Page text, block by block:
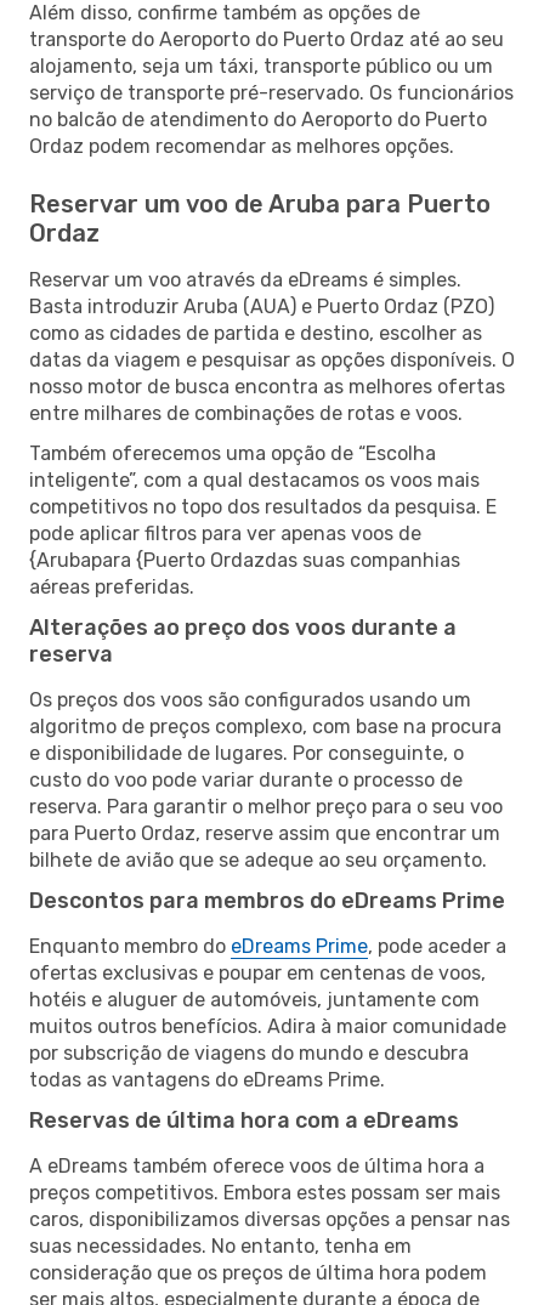
Além disso, confirme também as opções de
transporte do Aeroporto do Puerto Ordaz até ao seu
alojamento, seja um táxi, transporte público ou um
serviço de transporte pré-reservado. Os funcionários
no balcão de atendimento do Aeroporto do Puerto
Ordaz podem recomendar as melhores opções.
Reservar um voo de Aruba para Puerto
Ordaz
Reservar um voo através da eDreams é simples.
Basta introduzir Aruba (AUA) e Puerto Ordaz (PZO)
como as cidades de partida e destino, escolher as
datas da viagem e pesquisar as opções disponíveis. O
nosso motor de busca encontra as melhores ofertas
entre milhares de combinações de rotas e voos.
Também oferecemos uma opção de “Escolha
inteligente”, com a qual destacamos os voos mais
competitivos no topo dos resultados da pesquisa. E
pode aplicar filtros para ver apenas voos de
{Arubapara {Puerto Ordazdas suas companhias
aéreas preferidas.
Alterações ao preço dos voos durante a
reserva
Os preços dos voos são configurados usando um
algoritmo de preços complexo, com base na procura
e disponibilidade de lugares. Por conseguinte, o
custo do voo pode variar durante o processo de
reserva. Para garantir o melhor preço para o seu voo
para Puerto Ordaz, reserve assim que encontrar um
bilhete de avião que se adeque ao seu orçamento.
Descontos para membros do eDreams Prime
Enquanto membro do eDreams Prime, pode aceder a
ofertas exclusivas e poupar em centenas de voos,
hotéis e aluguer de automóveis, juntamente com
muitos outros benefícios. Adira à maior comunidade
por subscrição de viagens do mundo e descubra
todas as vantagens do eDreams Prime.
Reservas de última hora com a eDreams
A eDreams também oferece voos de última hora a
preços competitivos. Embora estes possam ser mais
caros, disponibilizamos diversas opções a pensar nas
suas necessidades. No entanto, tenha em
consideração que os preços de última hora podem
ser mais altos, especialmente durante a época de